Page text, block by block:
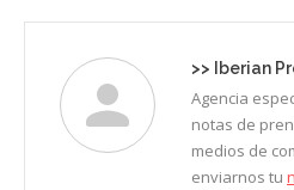
Facebook
X
>> Iberian
Agencia
notas de
medios de
enviarnos tu